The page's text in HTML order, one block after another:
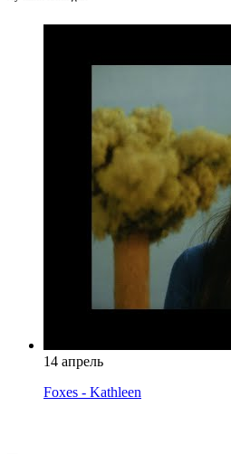
14 апрель
Foxes - Kathleen